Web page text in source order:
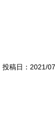
投稿日：2021/